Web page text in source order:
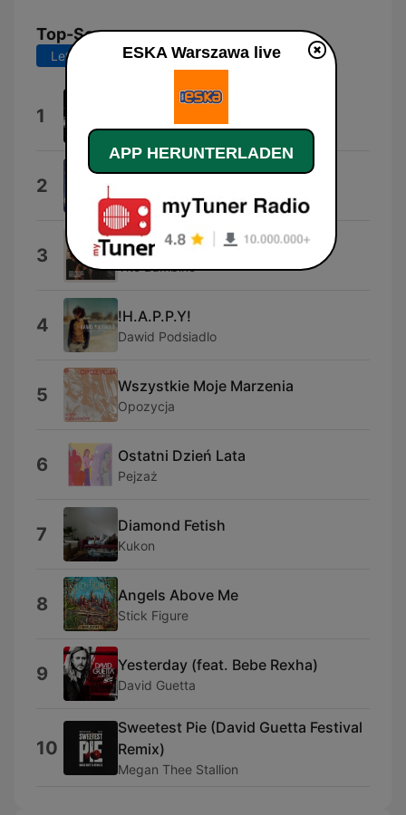
Top-Songs
Letzte 7 Tage Letzte 30 Tage
1 Hity na czasie
Tede
2 Dai Dai Dai
Robertino
3 Dżentelmenel
Vito Bambino
4 !H.A.P.P.Y!
Dawid Podsiadlo
5 Wszystkie Moje Marzenia
Opozycja
6 Ostatni Dzień Lata
Pejzaż
7 Diamond Fetish
Kukon
8 Angels Above Me
Stick Figure
9 Yesterday (feat. Bebe Rexha)
David Guetta
10
Sweetest Pie (David Guetta Festival
Remix)
Megan Thee Stallion
ESKA Warszawa live
APP HERUNTERLADEN